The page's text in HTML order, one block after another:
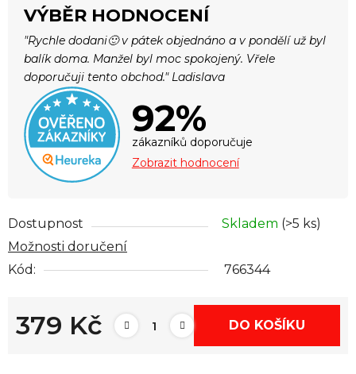
VÝBĚR HODNOCENÍ
"Rychle dodani🙂 v pátek objednáno a v pondělí už byl
balík doma. Manžel byl moc spokojený. Vřele
doporučuji tento obchod." Ladislava
92%
zákazníků doporučuje
Zobrazit hodnocení
Dostupnost Skladem (>5 ks)
Možnosti doručení
Kód:
766344
379 Kč DO KOŠÍKU